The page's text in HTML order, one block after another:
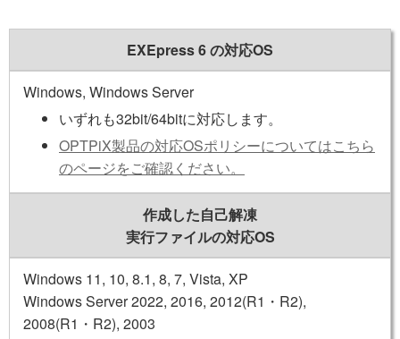
EXEpress 6 の対応OS
Windows, Windows Server
いずれも32bit/64bitに対応します。
OPTPiX製品の対応OSポリシーについてはこちら
のページをご確認ください。
作成した自己解凍
実行ファイルの対応OS
Windows 11, 10, 8.1, 8, 7, Vista, XP
Windows Server 2022, 2016, 2012(R1・R2),
2008(R1・R2), 2003